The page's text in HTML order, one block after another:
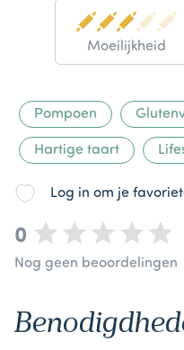
Moeilijkheid
Pompoen
Hartige taart
Log in om je
0
Nog geen beoordelingen